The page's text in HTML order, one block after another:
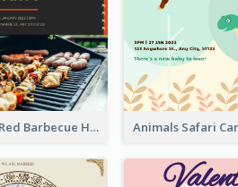
Black With Red Barbecue Housewarming Invitation